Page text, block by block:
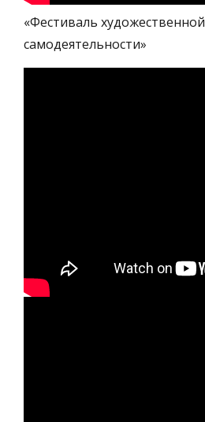
«Фестиваль художественной
самодеятельности»